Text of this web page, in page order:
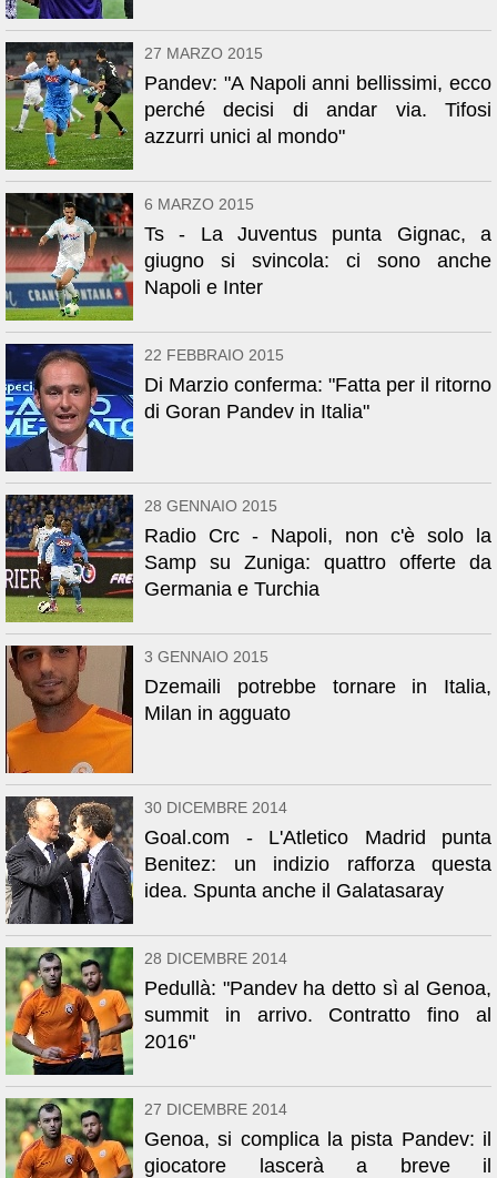
27 MARZO 2015
Pandev: "A Napoli anni bellissimi, ecco
perché decisi di andar via. Tifosi
azzurri unici al mondo"
6 MARZO 2015
Ts - La Juventus punta Gignac, a
giugno si svincola: ci sono anche
Napoli e Inter
22 FEBBRAIO 2015
Di Marzio conferma: "Fatta per il ritorno
di Goran Pandev in Italia"
28 GENNAIO 2015
Radio Crc - Napoli, non c'è solo la
Samp su Zuniga: quattro offerte da
Germania e Turchia
3 GENNAIO 2015
Dzemaili potrebbe tornare in Italia,
Milan in agguato
30 DICEMBRE 2014
Goal.com - L'Atletico Madrid punta
Benitez: un indizio rafforza questa
idea. Spunta anche il Galatasaray
28 DICEMBRE 2014
Pedullà: "Pandev ha detto sì al Genoa,
summit in arrivo. Contratto fino al
2016"
27 DICEMBRE 2014
Genoa, si complica la pista Pandev: il
giocatore lascerà a breve il